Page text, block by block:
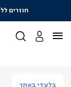
חוזרים
בלעדי באתר